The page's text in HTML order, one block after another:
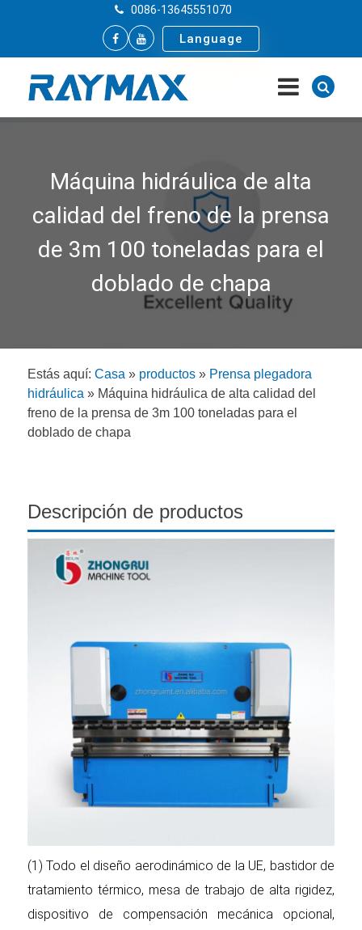
0086-13645551070
Language
Máquina hidráulica de alta
calidad del freno de la prensa
de 3m 100 toneladas para el
doblado de chapa
Estás aquí: Casa » productos » Prensa plegadora
hidráulica » Máquina hidráulica de alta calidad del
freno de la prensa de 3m 100 toneladas para el
doblado de chapa
Descripción de productos
(1) Todo el diseño aerodinámico de la UE, bastidor de
tratamiento térmico, mesa de trabajo de alta rigidez,
dispositivo de compensación mecánica opcional,